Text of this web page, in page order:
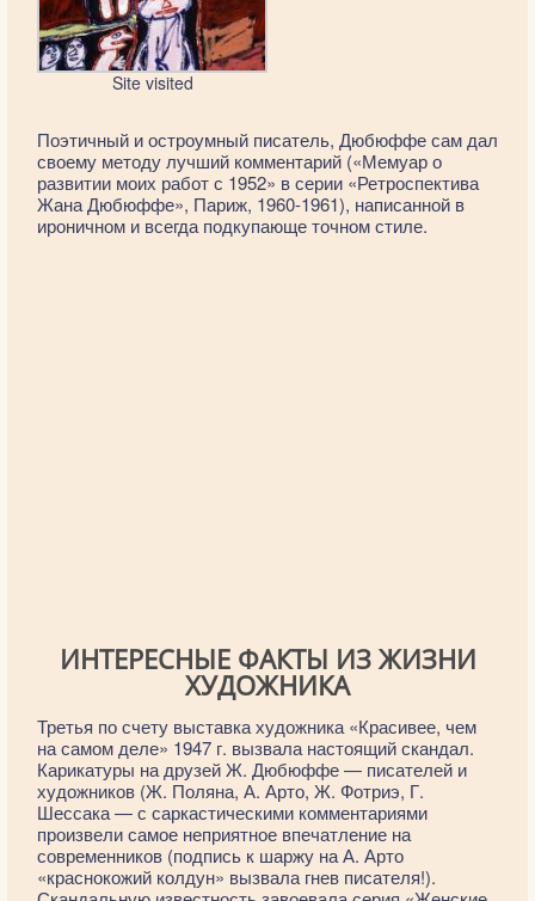
Site visited
Поэтичный и остроумный писатель, Дюбюффе сам дал
своему методу лучший комментарий («Мемуар о
развитии моих работ с 1952» в серии «Ретроспектива
Жана Дюбюффе», Париж, 1960-1961), написанной в
ироничном и всегда подкупающе точном стиле.
ИНТЕРЕСНЫЕ ФАКТЫ ИЗ ЖИЗНИ
ХУДОЖНИКА
Третья по счету выставка художника «Красивее, чем
на самом деле» 1947 г. вызвала настоящий скандал.
Карикатуры на друзей Ж. Дюбюффе — писателей и
художников (Ж. Поляна, А. Арто, Ж. Фотриэ, Г.
Шессака — с саркастическими комментариями
произвели самое неприятное впечатление на
современников (подпись к шаржу на А. Арто
«краснокожий колдун» вызвала гнев писателя!).